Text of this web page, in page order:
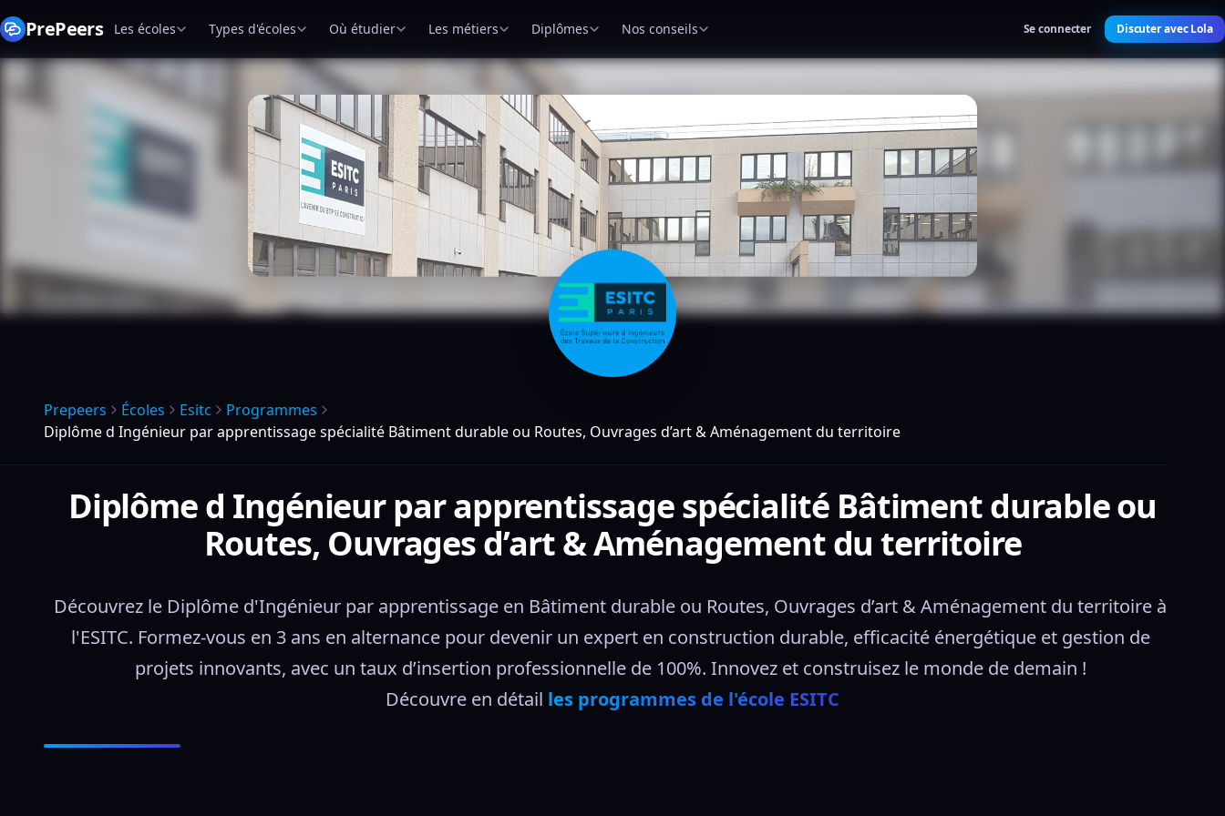
PrePeers Les écoles Types d'écoles Où étudier Les métiers Diplômes Nos conseils Se connecter Discuter avec Lola
Prepeers Écoles Esitc
Programmes
Diplôme d Ingénieur par apprentissage spécialité Bâtiment durable ou Routes, Ouvrages d’art & Aménagement du territoire
Diplôme d Ingénieur par apprentissage spécialité Bâtiment durable ou
Routes, Ouvrages d’art & Aménagement du territoire
Découvrez le Diplôme d'Ingénieur par apprentissage en Bâtiment durable ou Routes, Ouvrages d’art & Aménagement du territoire à
l'ESITC. Formez-vous en 3 ans en alternance pour devenir un expert en construction durable, efficacité énergétique et gestion de
projets innovants, avec un taux d’insertion professionnelle de 100%. Innovez et construisez le monde de demain !
Découvre en détail les programmes de l'école ESITC